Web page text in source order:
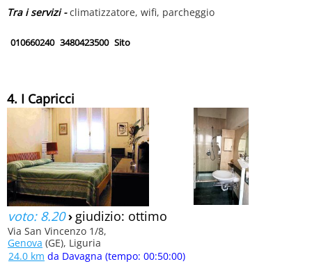
Tra i servizi -climatizzatore, wifi, parcheggio
010660240 3480423500 Sito
4. I Capricci
voto: 8.20› giudizio: ottimo
Via San Vincenzo 1/8,
Genova (GE), Liguria
24.0 km da Davagna (tempo: 00:50:00)